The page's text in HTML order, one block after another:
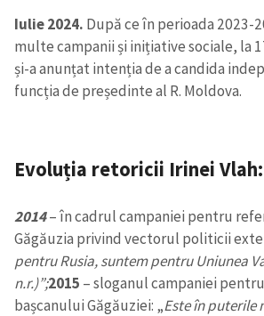
Iulie 2024. După ce în perioada 2023-
multe campanii și inițiative sociale, la
și-a anunțat intenția de a candida
funcția de președinte al R. Moldova.
Evoluția retoricii Irinei
2014–în cadrul campaniei pentru
Găgăuzia privind vectorul politicii
pentru Rusia, suntem pentru Uniunea
n.r.)”;2015 – sloganul campaniei
bașcanului Găgăuziei: „Este în puterile